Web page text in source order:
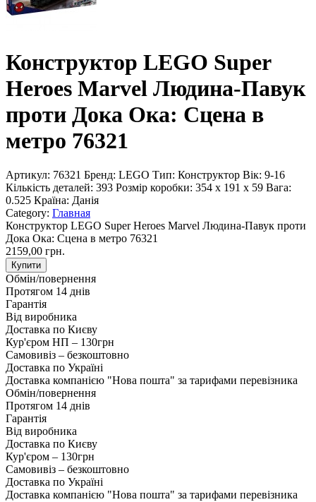
Конструктор LEGO Super
Heroes Marvel Людина-Павук
проти Дока Ока: Сцена в
метро 76321
Артикул: 76321 Бренд: LEGO Тип: Конструктор Вік: 9-16
Кількість деталей: 393 Розмір коробки: 354 x 191 x 59 Вага:
0.525 Країна: Данія
Category: Главная
Конструктор LEGO Super Heroes Marvel Людина-Павук проти
Дока Ока: Сцена в метро 76321
2159,00 грн.
Купити
Обмін/повернення
Протягом 14 днів
Гарантія
Від виробника
Доставка по Києву
Кур'єром НП – 130грн
Самовивіз – безкоштовно
Доставка по Україні
Доставка компанією "Нова пошта" за тарифами перевізника
Обмін/повернення
Протягом 14 днів
Гарантія
Від виробника
Доставка по Києву
Кур'єром – 130грн
Самовивіз – безкоштовно
Доставка по Україні
Доставка компанією "Нова пошта" за тарифами перевізника